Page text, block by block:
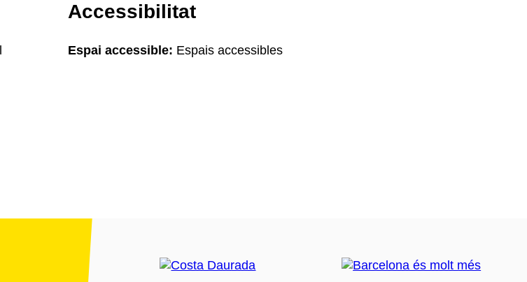
Accessibilitat
Espai accessible: Espais accessibles